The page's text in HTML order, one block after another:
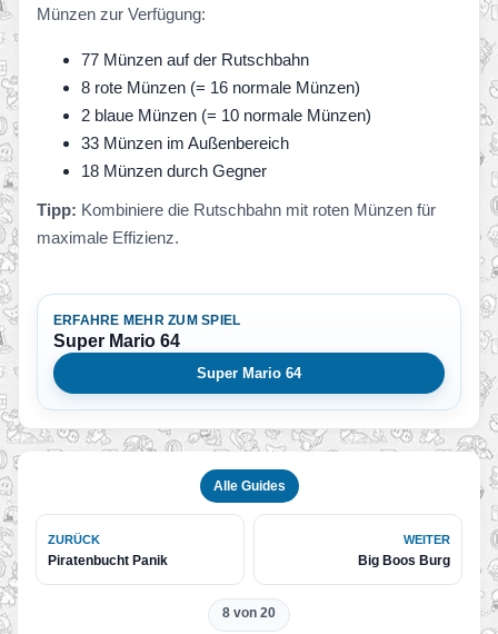
Münzen zur Verfügung:
77 Münzen auf der Rutschbahn
8 rote Münzen (= 16 normale Münzen)
2 blaue Münzen (= 10 normale Münzen)
33 Münzen im Außenbereich
18 Münzen durch Gegner
Tipp: Kombiniere die Rutschbahn mit roten Münzen für
maximale Effizienz.
ERFAHRE MEHR ZUM SPIEL
Super Mario 64
Super Mario 64
Alle Guides
ZURÜCK
Piratenbucht Panik
WEITER
Big Boos Burg
8 von 20